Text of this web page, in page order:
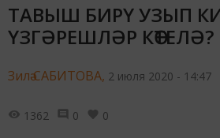
ТАВЫШ БИРҮ УЗЫП
ҮЗГӘРЕШЛӘР КӨТЕЛӘ?
Зилә САБИТОВА, 2 июля 2020 - 14:47
1362 0 0